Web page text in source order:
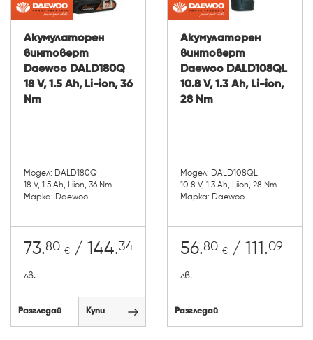
Акумулаторен
винтоверт
Daewoo DALD180Q
18 V, 1.5 Ah, Li-ion, 36
Nm
Модел: DALD180Q
18 V, 1.5 Ah, Li­ion, 36 Nm
Марка: Daewoo
73.80 € / 144.34
лв.
Разгледай Купи
Акумулаторен
винтоверт
Daewoo DALD108QL
10.8 V, 1.3 Ah, Li-ion,
28 Nm
Модел: DALD108QL
10.8 V, 1.3 Ah, Li­ion, 28 Nm
Марка: Daewoo
56.80 € / 111.09
лв.
Разгледай